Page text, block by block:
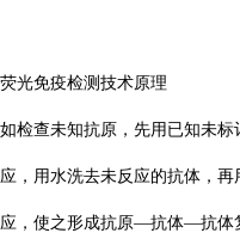
荧光免疫检测技术原理
如检查未知抗原，先用已知未
应，用水洗去未反应的抗体，
应，使之形成抗原—抗体—抗体